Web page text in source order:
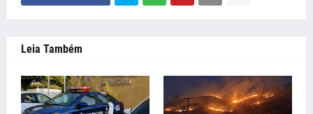
Leia Também